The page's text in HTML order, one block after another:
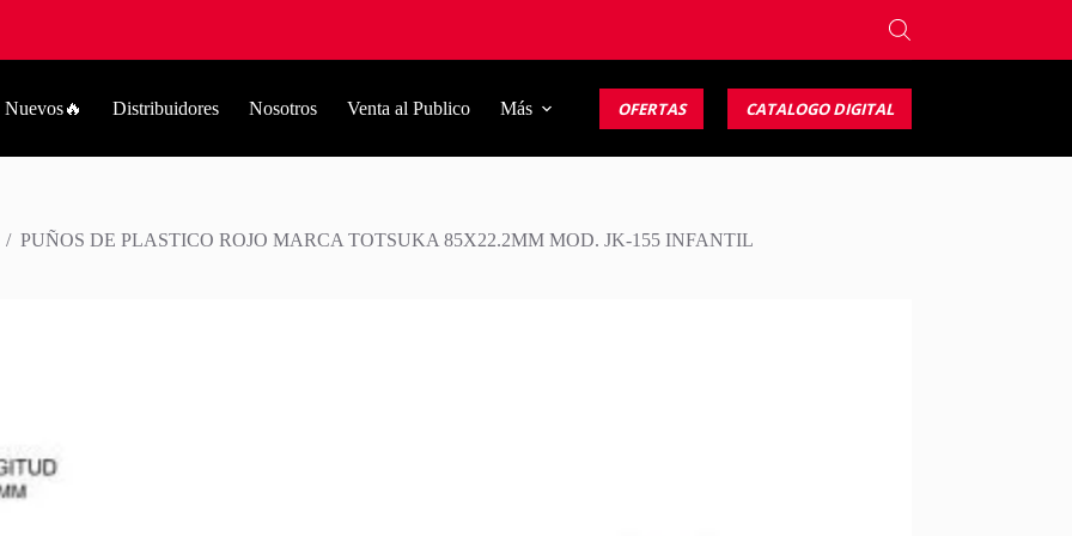
Nuevos🔥 Distribuidores Nosotros Venta al Publico Más OFERTAS CATALOGO DIGITAL
/ PUÑOS DE PLASTICO ROJO MARCA TOTSUKA 85X22.2MM MOD. JK-155 INFANTIL